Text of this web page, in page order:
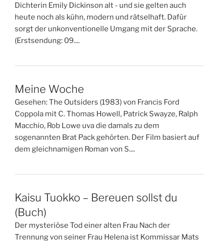
Dichterin Emily Dickinson alt - und sie gelten auch
heute noch als kühn, modern und rätselhaft. Dafür
sorgt der unkonventionelle Umgang mit der Sprache.
(Erstsendung: 09....
Meine Woche
Gesehen: The Outsiders (1983) von Francis Ford
Coppola mit C. Thomas Howell, Patrick Swayze, Ralph
Macchio, Rob Lowe uva die damals zu dem
sogenannten Brat Pack gehörten. Der Film basiert auf
dem gleichnamigen Roman von S....
Kaisu Tuokko – Bereuen sollst du
(Buch)
Der mysteriöse Tod einer alten Frau Nach der
Trennung von seiner Frau Helena ist Kommissar Mats